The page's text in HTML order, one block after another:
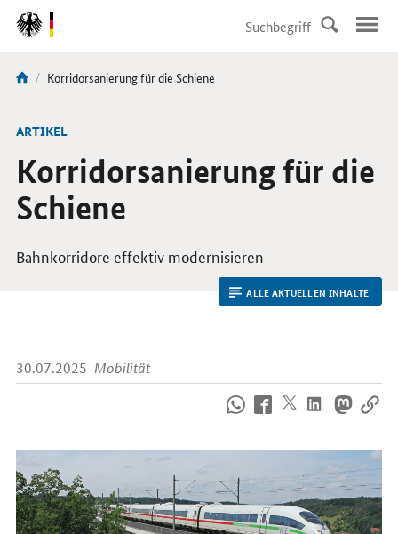
DirektZu:
Navigation
Sie
hier:
Aktuelle
Korridorsanierung für die Schiene
ARTIKEL
Korridorsanierung für die
Schiene
Bahnkorridore effektiv modernisieren
ALLE AKTUELLEN INHALTE
30.07.2025 Mobilität
uns
im
Internet